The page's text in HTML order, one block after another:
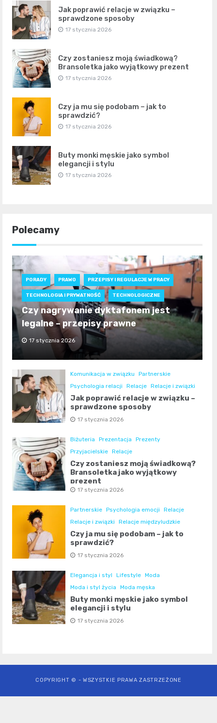
Jak poprawić relacje w związku –
sprawdzone sposoby
17 stycznia 2026
Czy zostaniesz moją świadkową?
Bransoletka jako wyjątkowy prezent
17 stycznia 2026
Czy ja mu się podobam – jak to
sprawdzić?
17 stycznia 2026
Buty monki męskie jako symbol
elegancji i stylu
17 stycznia 2026
Polecamy
PORADY PRAWO PRZEPISY I REGULACJE W PRACY
TECHNOLOGIA I PRYWATNOŚĆ TECHNOLOGICZNE
Czy nagrywanie dyktafonem jest
legalne – przepisy prawne
17 stycznia 2026
Komunikacja w związku
Partnerskie
Psychologia relacji
Relacje Relacje i związki
Jak poprawić relacje w związku –
sprawdzone sposoby
17 stycznia 2026
Biżuteria Prezentacja
Prezenty
Przyjacielskie Relacje
Czy zostaniesz moją świadkową?
Bransoletka jako wyjątkowy
prezent
17 stycznia 2026
Partnerskie Psychologia emocji
Relacje
Relacje i związki
Relacje międzyludzkie
Czy ja mu się podobam – jak to
sprawdzić?
17 stycznia 2026
Elegancja i styl Lifestyle Moda
Moda i styl życia
Moda męska
Buty monki męskie jako symbol
elegancji i stylu
17 stycznia 2026
COPYRIGHT © - WSZYSTKIE PRAWA ZASTRZEŻONE